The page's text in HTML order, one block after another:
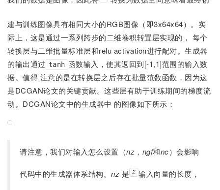
建与训练图像具有相同大小的RGB图像（即3x64x64）。实
际上，这是通过一系列跨步的二维卷积转置层实现的， 每个
转换层与二维批量标准层和relu activation进行配对。生成器
的输出通过 tanh 函数输入，使其返回到[-1,1]范围的输入数
据。值得 注意的是在转换层之后存在批量范数函数，因为这
是DCGAN论文的关键贡献。这些层有助于训练期间的梯度流
动。DCGAN论文中的生成器中 的图像如下所示：
请注意，我们对输入怎么设置（nz ， ngf和nc）会影响
代码中的生成器体系结构。 nz 是 输入向量的长度，